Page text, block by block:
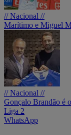
// Nacional //
Marítimo e Miguel
// Nacional //
Gonçalo Brandão é
Liga 2
WhatsApp